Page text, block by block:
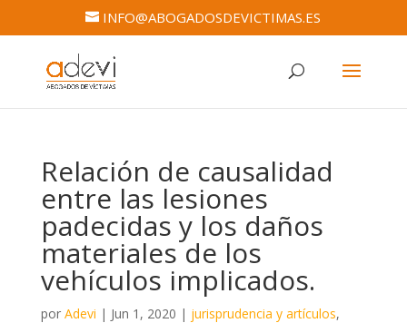
INFO@ABOGADOSDEVICTIMAS.ES
Relación de causalidad
entre las lesiones
padecidas y los daños
materiales de los
vehículos implicados.
por Adevi | Jun 1, 2020 | jurisprudencia y artículos,